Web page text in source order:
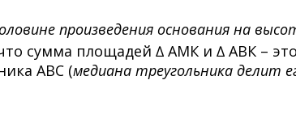
произведения основания на
сумма площадей ∆ АМК и ∆ АВК –
АВС (медиана треугольника делит